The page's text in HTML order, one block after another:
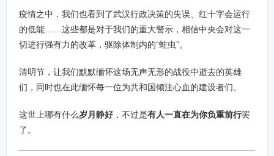
疫情之中，我们也看到了武汉行政决策的失误、红十字会运行
的低能……这些都是对于我们的重大警示，相信中央会对这一
切进行强有力的改革，驱除体制内的“蛀虫”。
清明节，让我们默默缅怀这场无声无形的战役中逝去的英雄
们，同时也在此缅怀每一位为共和国倾注心血的建设者们。
这世上哪有什么岁月静好 ，不过是有人一直在为你负重前行罢
了。